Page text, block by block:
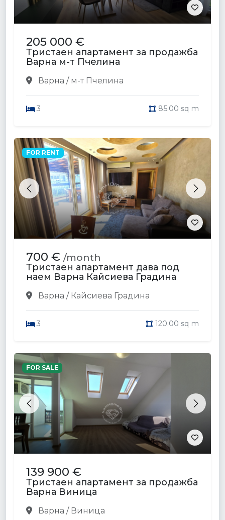
205 000 €
Тристаен апартамент за продажба
Варна м-т Пчелина
Варна / м-т Пчелина
3 85.00 sq m
Previous Next
FOR RENT
700 € /month
Тристаен апартамент дава под
наем Варна Кайсиева Градина
Варна / Кайсиева Градина
3 120.00 sq m
Previous Next
FOR SALE
139 900 €
Тристаен апартамент за продажба
Варна Виница
Варна / Виница